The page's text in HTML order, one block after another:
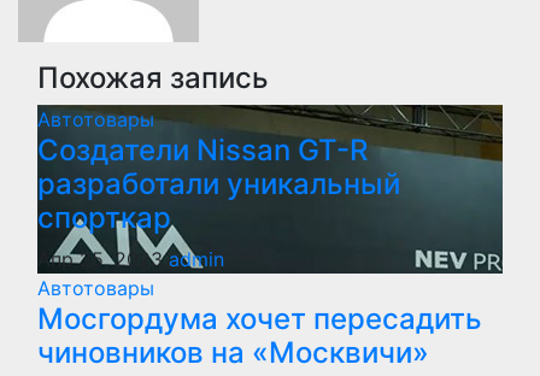
Похожая запись
Автотовары
Создатели Nissan GT-R
разработали уникальный
спорткар
Апр 25, 2023 admin
Автотовары
Мосгордума хочет пересадить
чиновников на «Москвичи»